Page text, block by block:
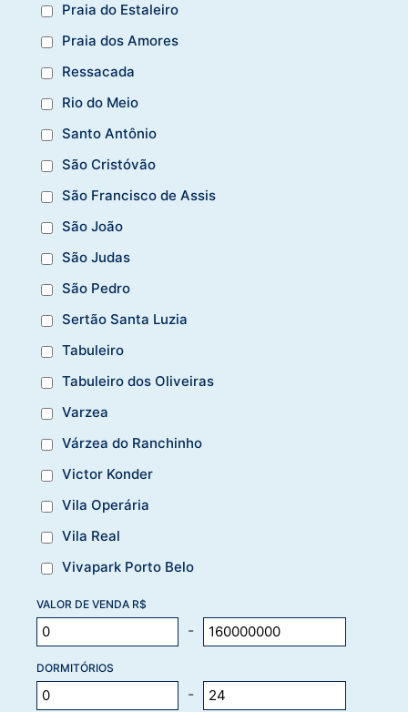
Praia do Estaleiro
Praia dos Amores
Ressacada
Rio do Meio
Santo Antônio
São Cristóvão
São Francisco de Assis
São João
São Judas
São Pedro
Sertão Santa Luzia
Tabuleiro
Tabuleiro dos Oliveiras
Varzea
Várzea do Ranchinho
Victor Konder
Vila Operária
Vila Real
Vivapark Porto Belo
VALOR DE VENDA R$
-
DORMITÓRIOS
-